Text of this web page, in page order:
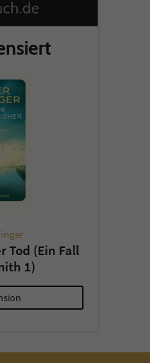
Tod (Ein Fall
1)